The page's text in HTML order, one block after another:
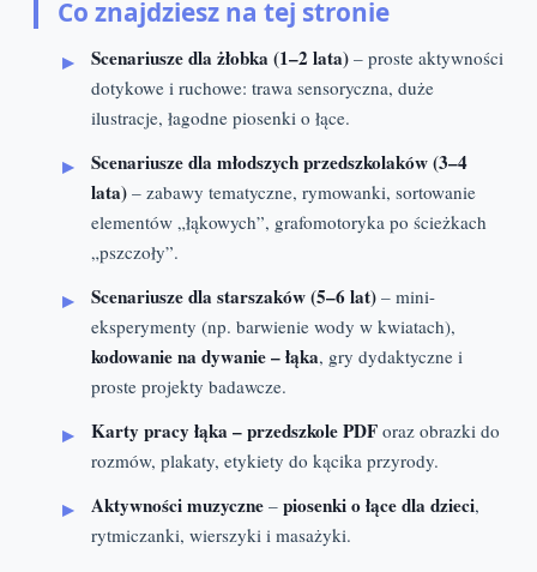
Co znajdziesz na tej stronie
Scenariusze dla żłobka (1–2 lata) – proste aktywności
dotykowe i ruchowe: trawa sensoryczna, duże
ilustracje, łagodne piosenki o łące.
Scenariusze dla młodszych przedszkolaków (3–4
lata) – zabawy tematyczne, rymowanki, sortowanie
elementów „łąkowych”, grafomotoryka po ścieżkach
„pszczoły”.
Scenariusze dla starszaków (5–6 lat) – mini-
eksperymenty (np. barwienie wody w kwiatach),
kodowanie na dywanie – łąka, gry dydaktyczne i
proste projekty badawcze.
Karty pracy łąka – przedszkole PDF oraz obrazki do
rozmów, plakaty, etykiety do kącika przyrody.
Aktywności muzyczne – piosenki o łące dla dzieci,
rytmiczanki, wierszyki i masażyki.